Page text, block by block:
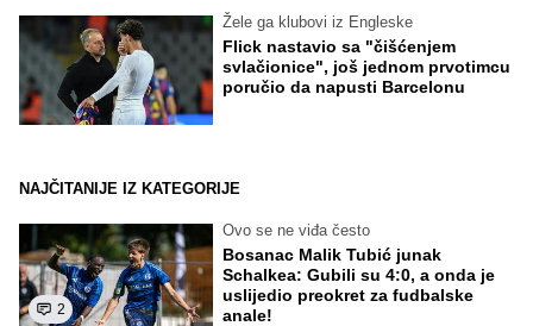
Žele ga klubovi iz Engleske
Flick nastavio sa "čišćenjem
svlačionice", još jednom prvotimcu
poručio da napusti Barcelonu
NAJČITANIJE IZ KATEGORIJE
2
Ovo se ne viđa često
Bosanac Malik Tubić junak
Schalkea: Gubili su 4:0, a onda je
uslijedio preokret za fudbalske
anale!